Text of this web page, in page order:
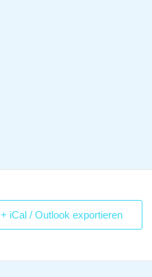
+ iCal / Outlook exportieren